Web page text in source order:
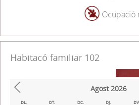
Ocupació
Habitacó familiar 102